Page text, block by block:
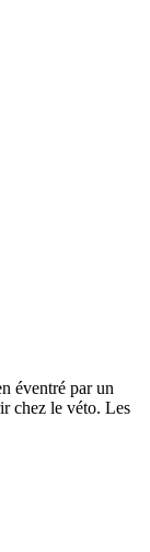
éventré par un
chez le véto. Les